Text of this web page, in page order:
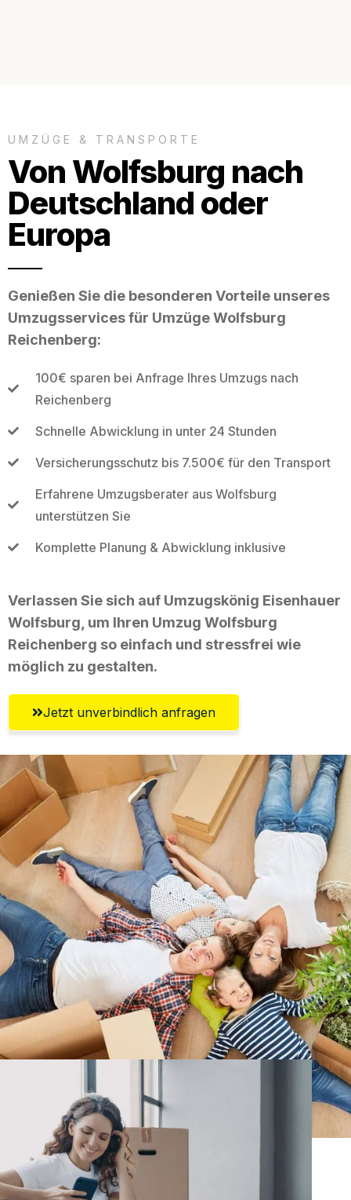
UMZÜGE & TRANSPORTE
Von Wolfsburg nach
Deutschland oder
Europa
Genießen Sie die besonderen Vorteile unseres
Umzugsservices für Umzüge Wolfsburg
Reichenberg:
100€ sparen bei Anfrage Ihres Umzugs nach
Reichenberg
Schnelle Abwicklung in unter 24 Stunden
Versicherungsschutz bis 7.500€ für den Transport
Erfahrene Umzugsberater aus Wolfsburg
unterstützen Sie
Komplette Planung & Abwicklung inklusive
Verlassen Sie sich auf Umzugskönig Eisenhauer
Wolfsburg, um Ihren Umzug Wolfsburg
Reichenberg so einfach und stressfrei wie
möglich zu gestalten.
Jetzt unverbindlich anfragen